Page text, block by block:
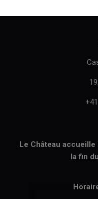
Le Château
la fin